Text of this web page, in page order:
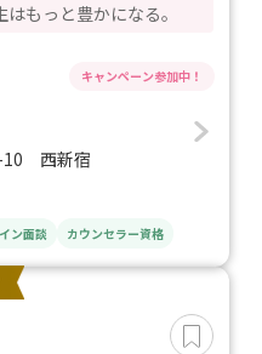
もっと豊かになる。
10 西新宿
ン面談 カウンセラー資格